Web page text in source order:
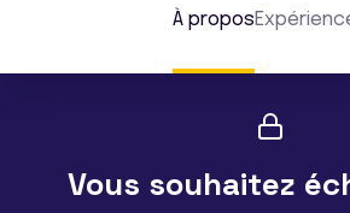
À propos
Vous souhaitez